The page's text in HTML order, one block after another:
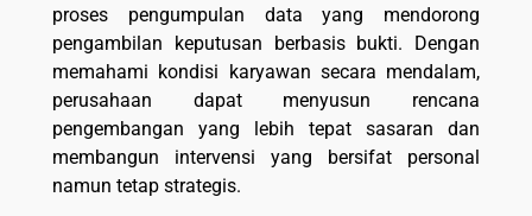
proses pengumpulan data yang mendorong
pengambilan keputusan berbasis bukti. Dengan
memahami kondisi karyawan secara mendalam,
perusahaan dapat menyusun rencana
pengembangan yang lebih tepat sasaran dan
membangun intervensi yang bersifat personal
namun tetap strategis.